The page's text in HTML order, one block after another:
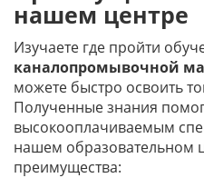
нашем центре
Изучаете где пройти
каналопромывочной
можете быстро освоить
Полученные знания
высокооплачиваемым
нашем образовательном
преимущества: